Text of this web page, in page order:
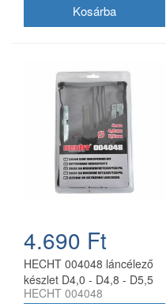
4.690 Ft
HECHT 004048 láncélező
készlet D4,0 - D4,8 - D5,5
mm
HECHT 004048